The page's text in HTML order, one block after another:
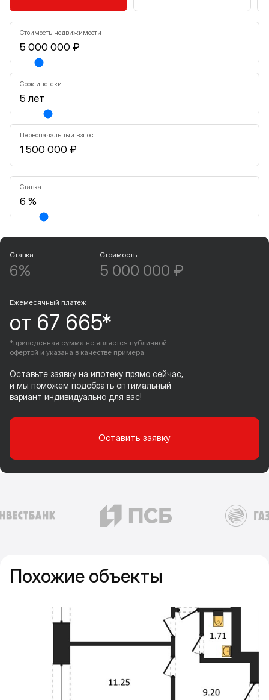
Стоимость недвижимости
Срок ипотеки
Первоначальный взнос
Ставка
Ставка
6%
Стоимость
5 000 000 ₽
Ежемесячный платеж
от 67 665*
*приведенная сумма не является публичной
офертой и указана в качестве примера
Оставьте заявку на ипотеку прямо сейчас,
и мы поможем подобрать оптимальный
вариант индивидуально для вас!
Оставить заявку
Похожие объекты
Прокрутить влево